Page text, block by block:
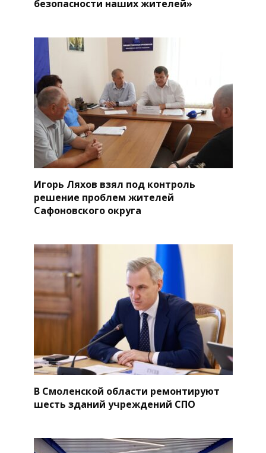
безопасности наших жителей»
Игорь Ляхов взял под контроль
решение проблем жителей
Сафоновского округа
В Смоленской области ремонтируют
шесть зданий учреждений СПО